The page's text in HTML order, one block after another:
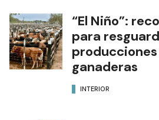
“El Niño”:
para
ganaderas
INTERIOR